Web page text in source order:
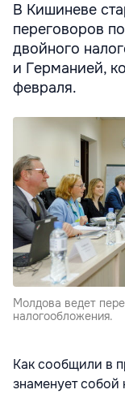
В Кишиневе
переговоров
двойного
и Германией,
февраля.
Молдова ведет
налогообложения.
Как сообщили в
знаменует собой